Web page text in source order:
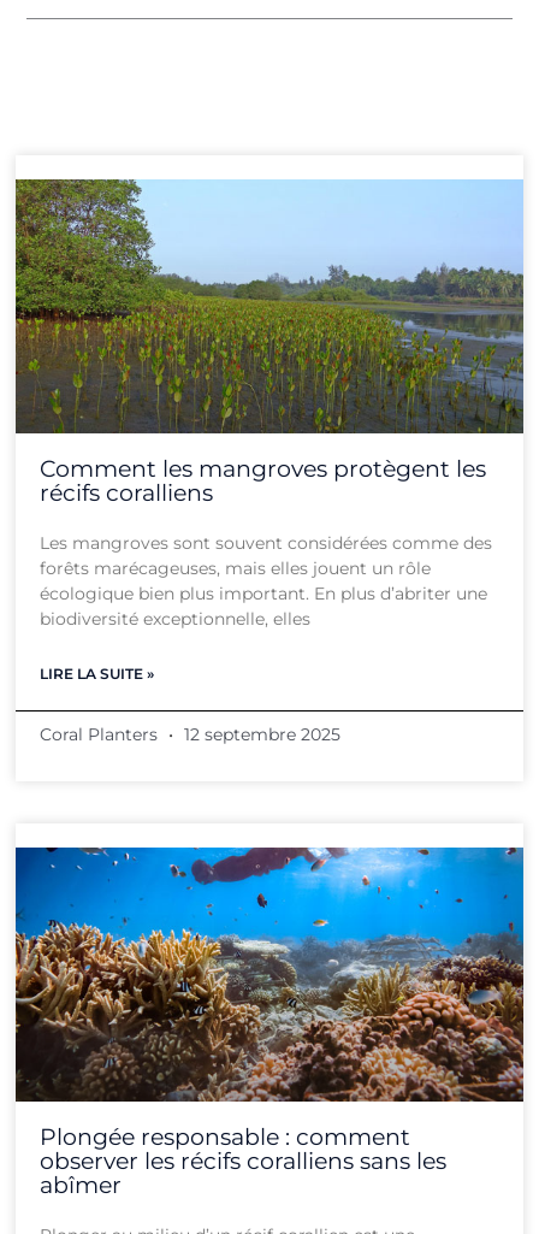
Comment les mangroves protègent les
récifs coralliens
Les mangroves sont souvent considérées comme des
forêts marécageuses, mais elles jouent un rôle
écologique bien plus important. En plus d’abriter une
biodiversité exceptionnelle, elles
LIRE LA SUITE »
Coral Planters 12 septembre 2025
Plongée responsable : comment
observer les récifs coralliens sans les
abîmer